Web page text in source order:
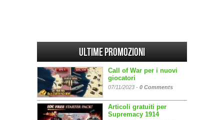
Ultime promozioni
Call of War per i nuovi
giocatori
07/11/2023 - 0 Comments
Articoli gratuiti per
Supremacy 1914